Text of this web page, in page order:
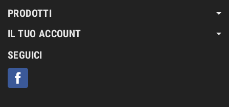
PRODOTTI
IL TUO ACCOUNT
SEGUICI